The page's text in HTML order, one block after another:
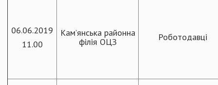
06.06.2019
11.00
Кам’янська районна
філія ОЦЗ
Роботодавці